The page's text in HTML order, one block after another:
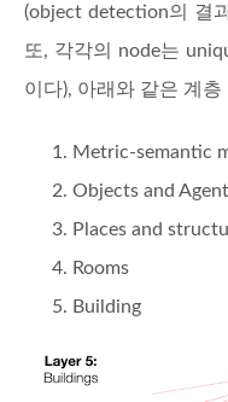
(object detection의 결
또, 각각의 node는
이다), 아래와 같은 계
Metric-semantic
Objects and
Places and
Rooms
Building